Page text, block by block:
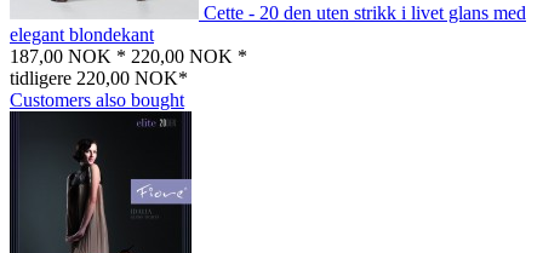
Cette - 20 den uten strikk i livet glans med
elegant blondekant
187,00 NOK * 220,00 NOK *
tidligere 220,00 NOK*
Customers also bought